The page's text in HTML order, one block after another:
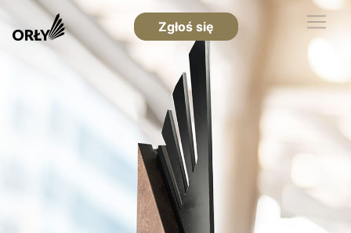
Zgłoś się